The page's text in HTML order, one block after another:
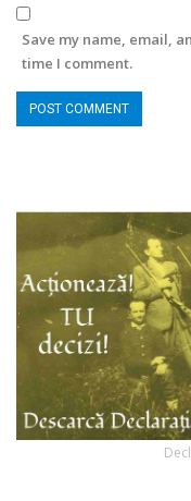
Save my name, email,
time I comment.